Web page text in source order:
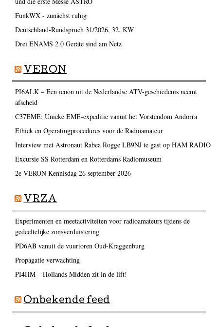
FunkWX - zunächst ruhig
Deutschland-Rundspruch 31/2026, 32. KW
Drei ENAMS 2.0 Geräte sind am Netz
VERON
PI6ALK – Een icoon uit de Nederlandse ATV-geschiedenis neemt
afscheid
C37EME: Unieke EME-expeditie vanuit het Vorstendom Andorra
Ethiek en Operatingprocedures voor de Radioamateur
Interview met Astronaut Rabea Rogge LB9NJ te gast op HAM RADIO
Excursie SS Rotterdam en Rotterdams Radiomuseum
2e VERON Kennisdag 26 september 2026
VRZA
Experimenten en meetactiviteiten voor radioamateurs tijdens de
gedeeltelijke zonsverduistering
PD6AB vanuit de vuurtoren Oud-Kraggenburg
Propagatie verwachting
PI4HM – Hollands Midden zit in de lift!
Onbekende feed